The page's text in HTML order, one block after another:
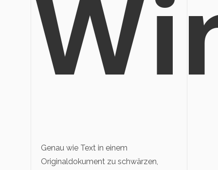
Genau wie Text in einem
Originaldokument zu schwärzen,